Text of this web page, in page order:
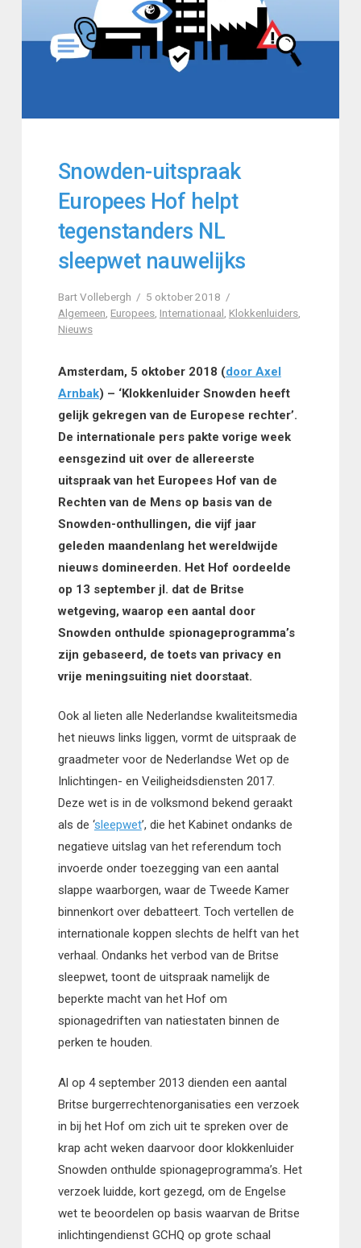
Snowden-uitspraak
Europees Hof helpt
tegenstanders NL
sleepwet nauwelijks
Bart Vollebergh
5 oktober 2018
Algemeen Europees, Internationaal Klokkenluiders,
Nieuws
Amsterdam, 5 oktober 2018 (door Axel
Arnbak) – ‘Klokkenluider Snowden heeft
gelijk gekregen van de Europese rechter’.
De internationale pers pakte vorige week
eensgezind uit over de allereerste
uitspraak van het Europees Hof van de
Rechten van de Mens op basis van de
Snowden-onthullingen, die vijf jaar
geleden maandenlang het wereldwijde
nieuws domineerden. Het Hof oordeelde
op 13 september jl. dat de Britse
wetgeving, waarop een aantal door
Snowden onthulde spionageprogramma’s
zijn gebaseerd, de toets van privacy en
vrije meningsuiting niet doorstaat.
Ook al lieten alle Nederlandse kwaliteitsmedia
het nieuws links liggen, vormt de uitspraak de
graadmeter voor de Nederlandse Wet op de
Inlichtingen- en Veiligheidsdiensten 2017.
Deze wet is in de volksmond bekend geraakt
als de ‘sleepwet’, die het Kabinet ondanks de
negatieve uitslag van het referendum toch
invoerde onder toezegging van een aantal
slappe waarborgen, waar de Tweede Kamer
binnenkort over debatteert. Toch vertellen de
internationale koppen slechts de helft van het
verhaal. Ondanks het verbod van de Britse
sleepwet, toont de uitspraak namelijk de
beperkte macht van het Hof om
spionagedriften van natiestaten binnen de
perken te houden.
Al op 4 september 2013 dienden een aantal
Britse burgerrechtenorganisaties een verzoek
in bij het Hof om zich uit te spreken over de
krap acht weken daarvoor door klokkenluider
Snowden onthulde spionageprogramma’s. Het
verzoek luidde, kort gezegd, om de Engelse
wet te beoordelen op basis waarvan de Britse
inlichtingendienst GCHQ op grote schaal